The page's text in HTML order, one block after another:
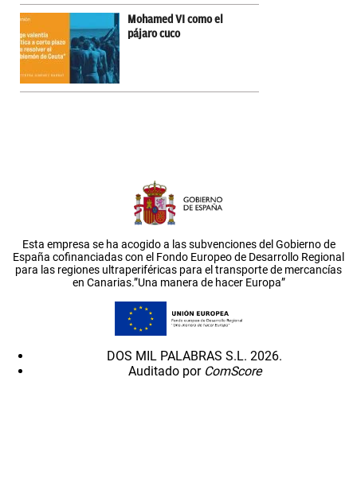
Mohamed VI como el
pájaro cuco
Esta empresa se ha acogido a las subvenciones del Gobierno de
España cofinanciadas con el Fondo Europeo de Desarrollo Regional
para las regiones ultraperiféricas para el transporte de mercancías
en Canarias.”Una manera de hacer Europa”
DOS MIL PALABRAS S.L. 2026.
Auditado por ComScore